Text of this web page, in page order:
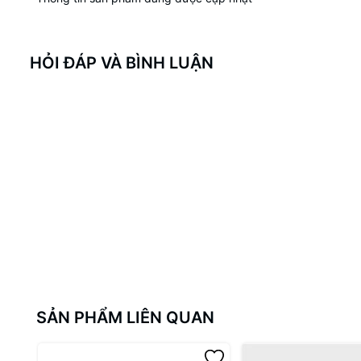
HỎI ĐÁP VÀ BÌNH LUẬN
SẢN PHẨM LIÊN QUAN